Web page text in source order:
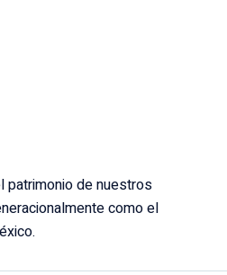
patrimonio de nuestros
como el